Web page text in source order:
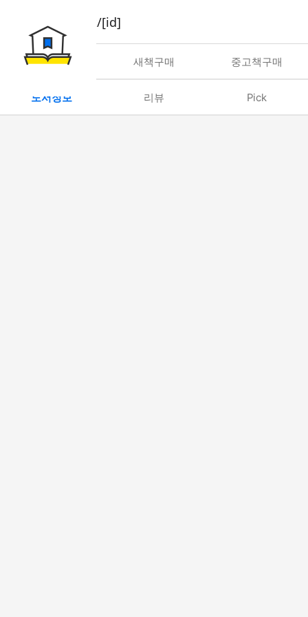
book/rent/[id]
대여 새책구매 중고책구매
도서정보 리뷰 Pick